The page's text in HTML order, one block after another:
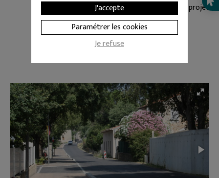
Plan de financement du projet
J'accepte
Paramétrer les cookies
Je refuse